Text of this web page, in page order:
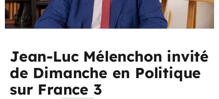
Jean-Luc Mélenchon invité
de Dimanche en Politique
sur France 3